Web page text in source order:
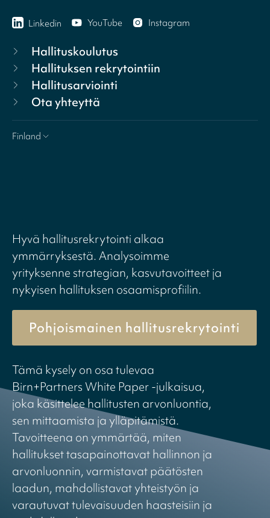
Linkedin YouTube Instagram
Hallituskoulutus
Hallituksen rekrytointiin
Hallitusarviointi
Ota yhteyttä
Finland
Hyvä hallitusrekrytointi alkaa
ymmärryksestä. Analysoimme
yrityksenne strategian, kasvutavoitteet ja
nykyisen hallituksen osaamisprofiilin.
Pohjoismainen hallitusrekrytointi
Tämä kysely on osa tulevaa
Birn+Partners White Paper -julkaisua,
joka käsittelee hallitusten arvonluontia,
sen mittaamista ja ylläpitämistä.
Tavoitteena on ymmärtää, miten
hallitukset tasapainottavat hallinnon ja
arvonluonnin, varmistavat päätösten
laadun, mahdollistavat yhteistyön ja
varautuvat tulevaisuuden haasteisiin ja